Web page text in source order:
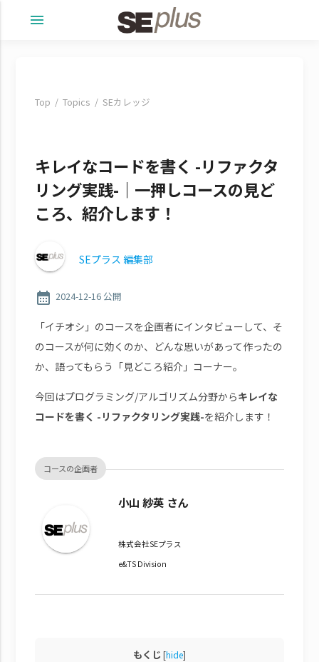
menu
Top Topics SEカレッジ
キレイなコードを書く -リファクタ
リング実践-｜一押しコースの見ど
ころ、紹介します！
SEプラス 編集部
calendar_month 2024-12-16 公開
「イチオシ」のコースを企画者にインタビューして、そ
のコースが何に効くのか、どんな思いがあって作ったの
か、語ってもらう「見どころ紹介」コーナー。
今回はプログラミング/アルゴリズム分野からキレイな
コードを書く -リファクタリング実践-を紹介します！
コースの企画者
小山 紗英 さん
株式会社SEプラス
e&TS Division
もくじ [hide]